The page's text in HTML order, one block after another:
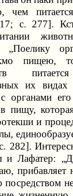
чем
c. 277].
пищею,
их
органами
пищу,
и
282].
Лафатер:
прибавляет